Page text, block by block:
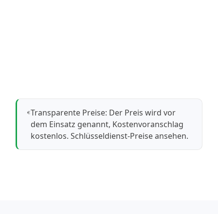
Transparente Preise: Der Preis wird vor
dem Einsatz genannt, Kostenvoranschlag
kostenlos.Schlüsseldienst-Preise ansehen.